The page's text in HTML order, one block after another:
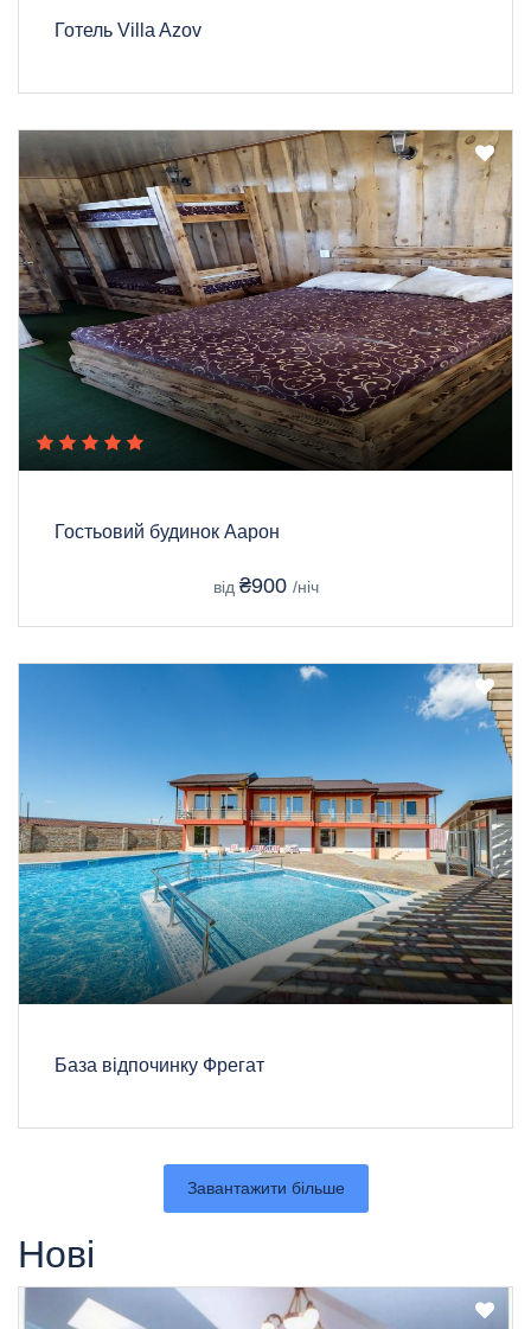
Готель Villa Azov
Гостьовий будинок Аарон
від ₴900 /ніч
База відпочинку Фрегат
Завантажити більше
Нові